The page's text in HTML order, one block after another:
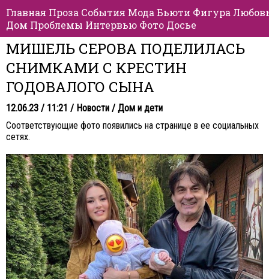
Главная Проза События Мода Бьюти Фигура
Дом Проблемы Интервью Фото Досье
МИШЕЛЬ СЕРОВА ПОДЕЛИЛАСЬ
СНИМКАМИ С КРЕСТИН
ГОДОВАЛОГО СЫНА
12.06.23 / 11:21 / Новости / Дом и дети
Соответствующие фото появились на странице в ее социальных
сетях.